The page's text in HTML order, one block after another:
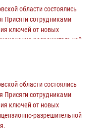
области состоялись
Присяги сотрудниками
ключей от новых
разрешительной
каникулы проходят с
пришли на помощь к
области состоялись
Присяги сотрудниками
ключей от новых
разрешительной